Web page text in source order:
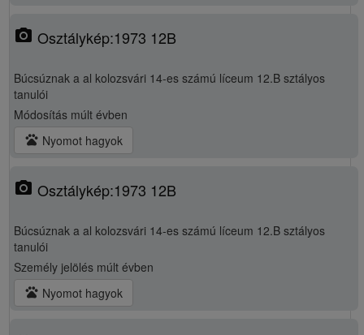
photo_camera Osztálykép:1973 12B
Búcsúznak a al kolozsvári 14-es számú líceum 12.B sztályos
tanulói
Módosítás múlt évben
pets Nyomot hagyok
photo_camera Osztálykép:1973 12B
Búcsúznak a al kolozsvári 14-es számú líceum 12.B sztályos
tanulói
Személy jelölés múlt évben
pets Nyomot hagyok